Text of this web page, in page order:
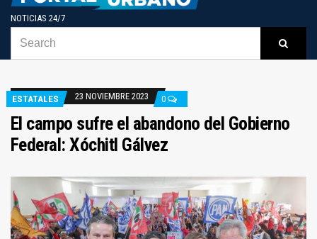
NOTICIAS 24/7
ESTATALES 23 NOVIEMBRE 2023 0
El campo sufre el abandono del Gobierno
Federal: Xóchitl Gálvez